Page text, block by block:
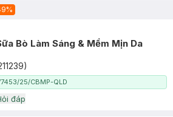
%
Bò Làm Sáng & Mềm Mịn Da
)
25/CBMP-QLD
đáp